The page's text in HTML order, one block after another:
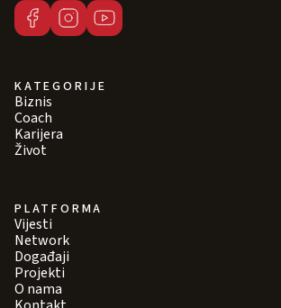
KATEGORIJE
Biznis
Coach
Karijera
Život
PLATFORMA
Vijesti
Network
Događaji
Projekti
O nama